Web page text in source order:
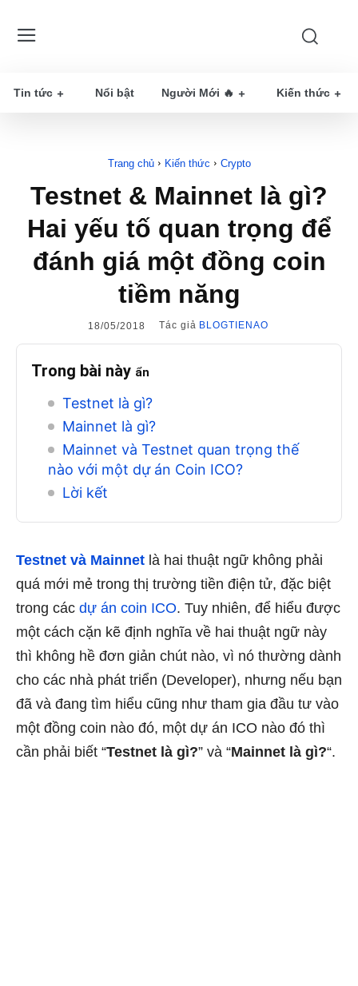
Tin tức Nổi bật Người Mới 🔥 Kiến thức
Trang chủ Kiến thức Crypto
Testnet & Mainnet là gì?
Hai yếu tố quan trọng để
đánh giá một đồng coin
tiềm năng
18/05/2018 Tác giả BLOGTIENAO
Trong bài này ẩn
Testnet là gì?
Mainnet là gì?
Mainnet và Testnet quan trọng thế
nào với một dự án Coin ICO?
Lời kết
Testnet và Mainnet là hai thuật ngữ không phải
quá mới mẻ trong thị trường tiền điện tử, đặc biệt
trong các dự án coin ICO. Tuy nhiên, để hiểu được
một cách cặn kẽ định nghĩa về hai thuật ngữ này
thì không hề đơn giản chút nào, vì nó thường dành
cho các nhà phát triển (Developer), nhưng nếu bạn
đã và đang tìm hiểu cũng như tham gia đầu tư vào
một đồng coin nào đó, một dự án ICO nào đó thì
cần phải biết “Testnet là gì?” và “Mainnet là gì?“.